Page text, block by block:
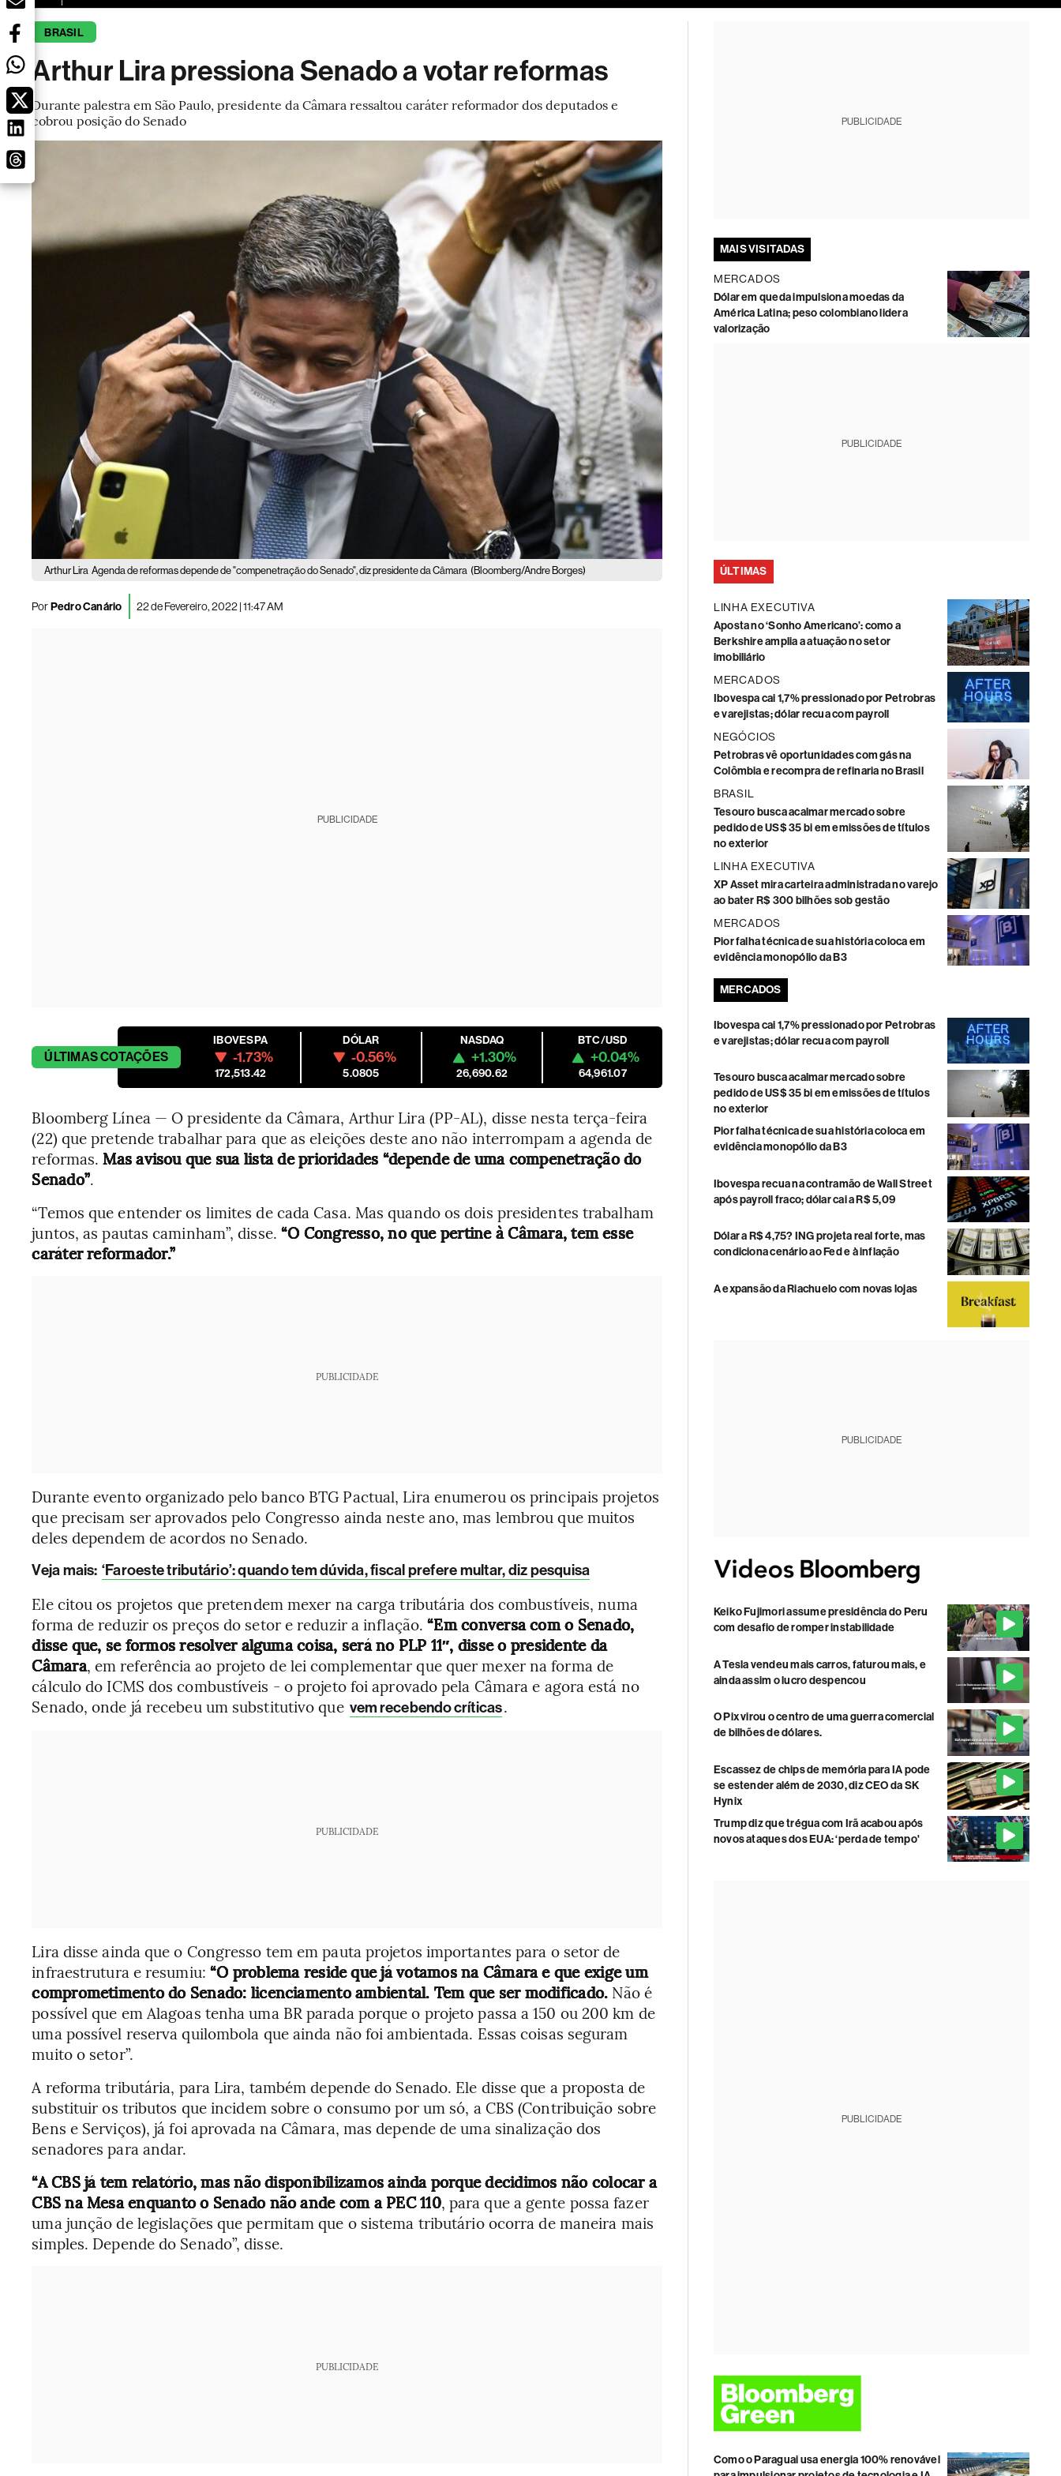
BRASIL
Arthur Lira pressiona Senado a votar reformas
Durante palestra em São Paulo, presidente da Câmara ressaltou caráter reformador dos deputados e
cobrou posição do Senado
Arthur Lira Agenda de reformas depende de "compenetração do Senado", diz presidente da Câmara (Bloomberg/Andre Borges)
PorPedro Canário 22 de Fevereiro, 2022 | 11:47 AM
PUBLICIDADE
ÚLTIMASCOTAÇÕES
IBOVESPA
-1.73%
172,513.42
DÓLAR
-0.56%
5.0805
NASDAQ
+1.30%
26,690.62
BTC/USD
+0.04%
64,961.07
Bloomberg Línea — O presidente da Câmara, Arthur Lira (PP-AL), disse nesta terça-feira
(22) que pretende trabalhar para que as eleições deste ano não interrompam a agenda de
reformas.Mas avisou que sua lista de prioridades “depende de uma compenetração do
Senado”.
“Temos que entender os limites de cada Casa. Mas quando os dois presidentes trabalham
juntos, as pautas caminham”, disse. “O Congresso, no que pertine à Câmara, tem esse
caráter reformador.”
PUBLICIDADE
Durante evento organizado pelo banco BTG Pactual, Lira enumerou os principais projetos
que precisam ser aprovados pelo Congresso ainda neste ano, mas lembrou que muitos
deles dependem de acordos no Senado.
Veja mais: ‘Faroeste tributário’: quando tem dúvida, fiscal prefere multar, diz pesquisa
Ele citou os projetos que pretendem mexer na carga tributária dos combustíveis, numa
forma de reduzir os preços do setor e reduzir a inflação.“Em conversa com o Senado,
disse que, se formos resolver alguma coisa, será no PLP 11″, disse o presidente da
Câmara, em referência ao projeto de lei complementar que quer mexer na forma de
cálculo do ICMS dos combustíveis - o projeto foi aprovado pela Câmara e agora está no
Senado, onde já recebeu um substitutivo que vem recebendo críticas.
PUBLICIDADE
Lira disse ainda que o Congresso tem em pauta projetos importantes para o setor de
infraestrutura e resumiu: “O problema reside que já votamos na Câmara e que exige um
comprometimento do Senado: licenciamento ambiental. Tem que ser modificado. Não é
possível que em Alagoas tenha uma BR parada porque o projeto passa a 150 ou 200 km de
uma possível reserva quilombola que ainda não foi ambientada. Essas coisas seguram
muito o setor”.
A reforma tributária, para Lira, também depende do Senado. Ele disse que a proposta de
substituir os tributos que incidem sobre o consumo por um só, a CBS (Contribuição sobre
Bens e Serviços), já foi aprovada na Câmara, mas depende de uma sinalização dos
senadores para andar.
“A CBS já tem relatório, mas não disponibilizamos ainda porque decidimos não colocar a
CBS na Mesa enquanto o Senado não ande com a PEC 110, para que a gente possa fazer
uma junção de legislações que permitam que o sistema tributário ocorra de maneira mais
simples. Depende do Senado”, disse.
PUBLICIDADE
PUBLICIDADE
MAIS VISITADAS
MERCADOS
Dólar em queda impulsiona moedas da
América Latina; peso colombiano lidera
valorização
PUBLICIDADE
ÚLTIMAS
LINHA EXECUTIVA
Aposta no ‘Sonho Americano’: como a
Berkshire amplia a atuação no setor
imobiliário
MERCADOS
Ibovespa cai 1,7% pressionado por Petrobras
e varejistas; dólar recua com payroll
NEGÓCIOS
Petrobras vê oportunidades com gás na
Colômbia e recompra de refinaria no Brasil
BRASIL
Tesouro busca acalmar mercado sobre
pedido de US$ 35 bi em emissões de títulos
no exterior
LINHA EXECUTIVA
XP Asset mira carteira administrada no varejo
ao bater R$ 300 bilhões sob gestão
MERCADOS
Pior falha técnica de sua história coloca em
evidência monopólio da B3
MERCADOS
Ibovespa cai 1,7% pressionado por Petrobras
e varejistas; dólar recua com payroll
Tesouro busca acalmar mercado sobre
pedido de US$ 35 bi em emissões de títulos
no exterior
Pior falha técnica de sua história coloca em
evidência monopólio da B3
Ibovespa recua na contramão de Wall Street
após payroll fraco; dólar cai a R$ 5,09
Dólar a R$ 4,75? ING projeta real forte, mas
condiciona cenário ao Fed e à inflação
A expansão da Riachuelo com novas lojas
PUBLICIDADE
Keiko Fujimori assume presidência do Peru
com desafio de romper instabilidade
A Tesla vendeu mais carros, faturou mais, e
ainda assim o lucro despencou
O Pix virou o centro de uma guerra comercial
de bilhões de dólares.
Escassez de chips de memória para IA pode
se estender além de 2030, diz CEO da SK
Hynix
Trump diz que trégua com Irã acabou após
novos ataques dos EUA: ‘perda de tempo'
PUBLICIDADE
Como o Paraguai usa energia 100% renovável